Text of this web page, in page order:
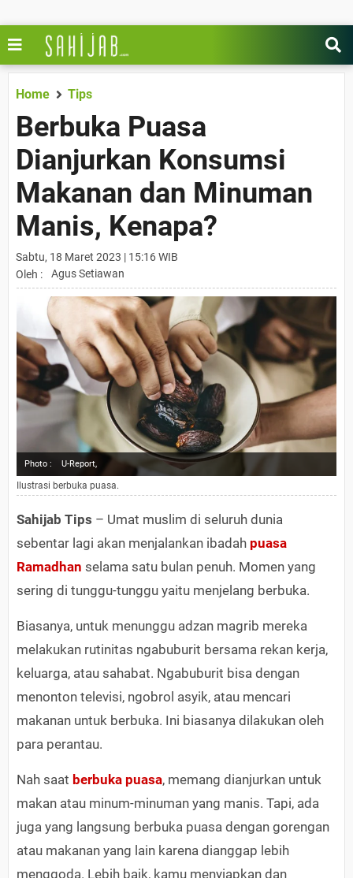
Home Tips
Berbuka Puasa
Dianjurkan Konsumsi
Makanan dan Minuman
Manis, Kenapa?
Sabtu, 18 Maret 2023 | 15:16 WIB
Oleh :
Agus Setiawan
Photo : U-Report,
Ilustrasi berbuka puasa.
Sahijab Tips – Umat muslim di seluruh dunia
sebentar lagi akan menjalankan ibadah puasa
Ramadhan selama satu bulan penuh. Momen yang
sering di tunggu-tunggu yaitu menjelang berbuka.
Biasanya, untuk menunggu adzan magrib mereka
melakukan rutinitas ngabuburit bersama rekan kerja,
keluarga, atau sahabat. Ngabuburit bisa dengan
menonton televisi, ngobrol asyik, atau mencari
makanan untuk berbuka. Ini biasanya dilakukan oleh
para perantau.
Nah saat berbuka puasa, memang dianjurkan untuk
makan atau minum-minuman yang manis. Tapi, ada
juga yang langsung berbuka puasa dengan gorengan
atau makanan yang lain karena dianggap lebih
menggoda. Lebih baik, kamu menyiapkan dan